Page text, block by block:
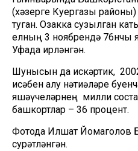
(хәзерге Куергазы
туган. Озакка сузылган
елның 3 ноябрендә 76нчы
Уфада җирләнгән.
Шунысын да искәртик,
исәбен алу нәтиҗәләре
яшәүчеләрнең милли
башкортлар – 36 процент.
Фотода Илшат Йомаголов
сурәтләнгән.